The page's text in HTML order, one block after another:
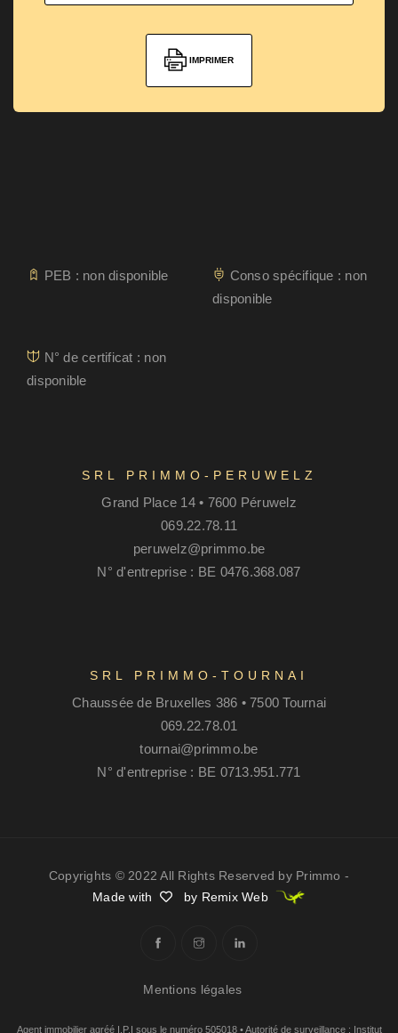
IMPRIMER
PEB : non disponible
Conso spécifique : non
disponible
N° de certificat : non
disponible
SRL PRIMMO-PERUWELZ
Grand Place 14 • 7600 Péruwelz
069.22.78.11
peruwelz@primmo.be
N° d'entreprise : BE 0476.368.087
SRL PRIMMO-TOURNAI
Chaussée de Bruxelles 386 • 7500 Tournai
069.22.78.01
tournai@primmo.be
N° d'entreprise : BE 0713.951.771
Copyrights © 2022 All Rights Reserved by Primmo -
Made with
by Remix Web
Mentions légales
Agent immobilier agréé I.P.I sous le numéro 505018 • Autorité de surveillance : Institut